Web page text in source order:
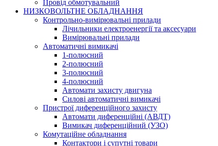
Провід обмотувальний
НИЗКОВОЛЬТНЕ ОБЛАДНАННЯ
Контрольно-вимірювальні прилади
Лічильники електроенергії та аксесуари
Вимірювальні прилади
Автоматичні вимикачі
1-полюсний
2-полюсний
3-полюсний
4-полюсний
Автомати захисту двигуна
Силові автоматичні вимикачі
Пристрої диференційного захисту
Автомати диференційні (АВДТ)
Вимикач диференційний (УЗО)
Комутаційне обладнання
Контактори і супутні товари